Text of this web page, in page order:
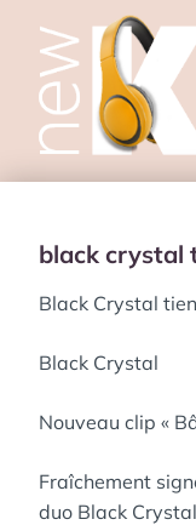
black crystal
Black Crystal
Black Crystal
Nouveau clip «
Fraîchement
duo Black